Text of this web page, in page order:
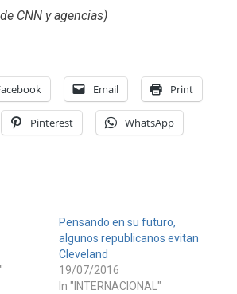
CNN y agencias)
Email Print
Pinterest WhatsApp
Pensando en su futuro,
algunos republicanos evitan
Cleveland
19/07/2016
In "INTERNACIONAL"